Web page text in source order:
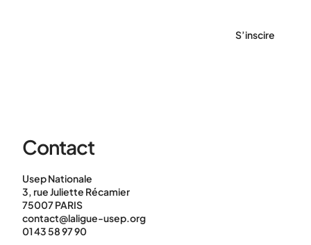
S’inscire
Contact
Usep Nationale
3, rue Juliette Récamier
75007 PARIS
contact@laligue-usep.org
01 43 58 97 90